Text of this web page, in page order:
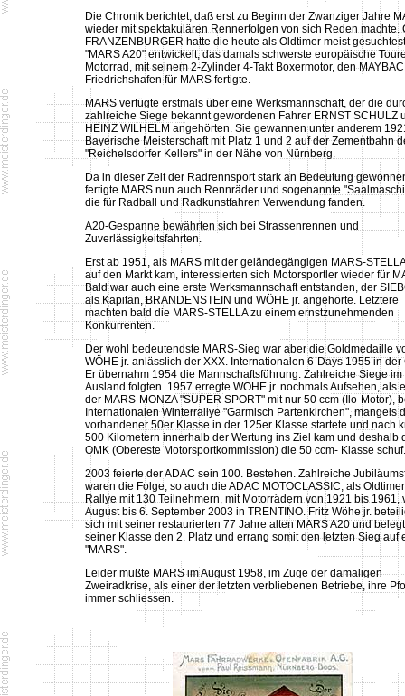
Die Chronik berichtet, daß erst zu Beginn der Zwanziger Jahre
wieder mit spektakulären Rennerfolgen von sich Reden machte.
FRANZENBURGER hatte die heute als Oldtimer meist
"MARS A20" entwickelt, das damals schwerste europäische
Motorrad, mit seinem 2-Zylinder 4-Takt Boxermotor, den
Friedrichshafen für MARS fertigte.
MARS verfügte erstmals über eine Werksmannschaft, der die
zahlreiche Siege bekannt gewordenen Fahrer ERNST SCHULZ
HEINZ WILHELM angehörten. Sie gewannen unter anderem
Bayerische Meisterschaft mit Platz 1 und 2 auf der Zementbahn
"Reichelsdorfer Kellers" in der Nähe von Nürnberg.
Da in dieser Zeit der Radrennsport stark an Bedeutung
fertigte MARS nun auch Rennräder und sogenannte
die für Radball und Radkunstfahren Verwendung fanden.
A20-Gespanne bewährten sich bei Strassenrennen und
Zuverlässigkeitsfahrten.
Erst ab 1951, als MARS mit der geländegängigen MARS-
auf den Markt kam, interessierten sich Motorsportler wieder für
Bald war auch eine erste Werksmannschaft entstanden, der
als Kapitän, BRANDENSTEIN und WÖHE jr. angehörte. Letztere
machten bald die MARS-STELLA zu einem ernstzunehmenden
Konkurrenten.
Der wohl bedeutendste MARS-Sieg war aber die Goldmedaille
WÖHE jr. anlässlich der XXX. Internationalen 6-Days 1955 in der
Er übernahm 1954 die Mannschaftsführung. Zahlreiche Siege im
Ausland folgten. 1957 erregte WÖHE jr. nochmals Aufsehen, als
der MARS-MONZA "SUPER SPORT" mit nur 50 ccm (Ilo-Motor),
Internationalen Winterrallye "Garmisch Partenkirchen", mangels
vorhandener 50er Klasse in der 125er Klasse startete und nach
500 Kilometern innerhalb der Wertung ins Ziel kam und deshalb
OMK (Obereste Motorsportkommission) die 50 ccm- Klasse schuf.
2003 feierte der ADAC sein 100. Bestehen. Zahlreiche
waren die Folge, so auch die ADAC MOTOCLASSIC, als
Rallye mit 130 Teilnehmern, mit Motorrädern von 1921 bis 1961,
August bis 6. September 2003 in TRENTINO. Fritz Wöhe jr.
sich mit seiner restaurierten 77 Jahre alten MARS A20 und
seiner Klasse den 2. Platz und errang somit den letzten Sieg auf
"MARS".
Leider mußte MARS im August 1958, im Zuge der damaligen
Zweiradkrise, als einer der letzten verbliebenen Betriebe, ihre
immer schliessen.